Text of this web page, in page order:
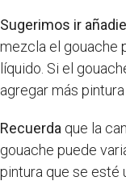
Sugerimos ir
mezcla el gouache
líquido. Si el
agregar más
Recuerda que la
gouache puede
pintura que se esté